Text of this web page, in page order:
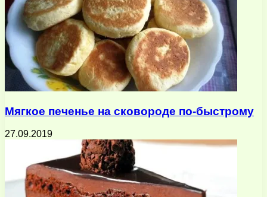
Мягкое печенье на сковороде по-быстрому
27.09.2019